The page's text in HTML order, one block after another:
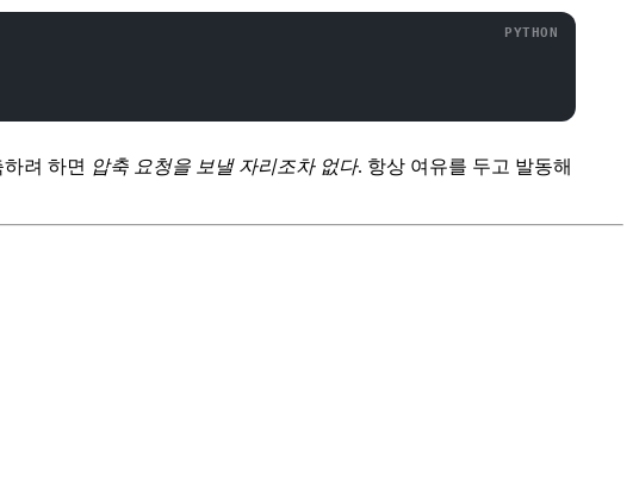
려 하면 압축 요청을 보낼 자리조차 없다. 항상 여유를 두고 발동해